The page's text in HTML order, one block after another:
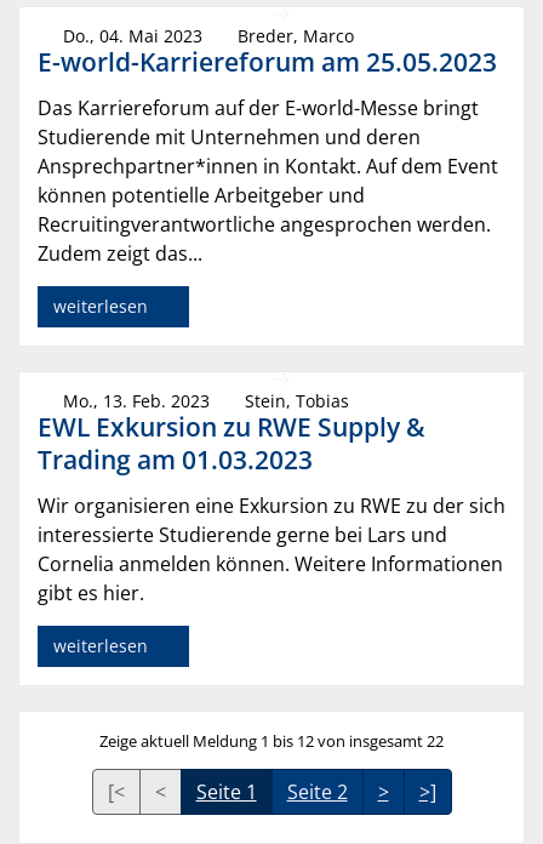
Do., 04. Mai 2023 Breder, Marco
E-world-Karriereforum am 25.05.2023
Das Karriereforum auf der E-world-Messe bringt
Studierende mit Unternehmen und deren
Ansprechpartner*innen in Kontakt. Auf dem Event
können potentielle Arbeitgeber und
Recruitingverantwortliche angesprochen werden.
Zudem zeigt das...
weiterlesen
Mo., 13. Feb. 2023 Stein, Tobias
EWL Exkursion zu RWE Supply &
Trading am 01.03.2023
Wir organisieren eine Exkursion zu RWE zu der sich
interessierte Studierende gerne bei Lars und
Cornelia anmelden können. Weitere Informationen
gibt es hier.
weiterlesen
Zeige aktuell Meldung 1 bis 12 von insgesamt 22
[< < Seite 1 Seite 2 > >]